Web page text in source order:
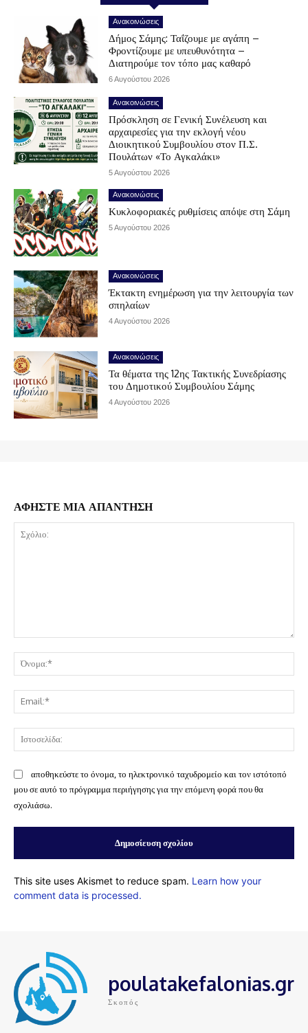
Ανακοινώσεις
Δήμος Σάμης: Ταΐζουμε με αγάπη –
Φροντίζουμε με υπευθυνότητα –
Διατηρούμε τον τόπο μας καθαρό
6 Αυγούστου 2026
Ανακοινώσεις
Πρόσκληση σε Γενική Συνέλευση και
αρχαιρεσίες για την εκλογή νέου
Διοικητικού Συμβουλίου στον Π.Σ.
Πουλάτων «Το Αγκαλάκι»
5 Αυγούστου 2026
Ανακοινώσεις
Κυκλοφοριακές ρυθμίσεις απόψε στη Σάμη
5 Αυγούστου 2026
Ανακοινώσεις
Έκτακτη ενημέρωση για την λειτουργία των
σπηλαίων
4 Αυγούστου 2026
Ανακοινώσεις
Τα θέματα της 12ης Τακτικής Συνεδρίασης
του Δημοτικού Συμβουλίου Σάμης
4 Αυγούστου 2026
ΑΦΗΣΤΕ ΜΙΑ ΑΠΑΝΤΗΣΗ
αποθηκεύστε το όνομα, το ηλεκτρονικό ταχυδρομείο και τον ιστότοπό
μου σε αυτό το πρόγραμμα περιήγησης για την επόμενη φορά που θα
σχολιάσω.
This site uses Akismet to reduce spam. Learn how your
comment data is processed.
poulatakefalonias.gr
Σκοπός